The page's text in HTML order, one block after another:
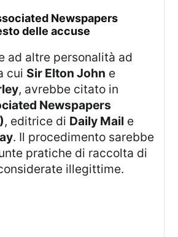
delle accuse
cui Sir Elton John e
, avrebbe citato in
Newspapers
, editrice di Daily Mail e
. Il procedimento sarebbe
pratiche di raccolta di
illegittime.